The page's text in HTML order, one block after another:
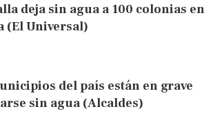
deja sin agua a 100 colonias en
(El Universal)
del país están en grave
sin agua (Alcaldes)